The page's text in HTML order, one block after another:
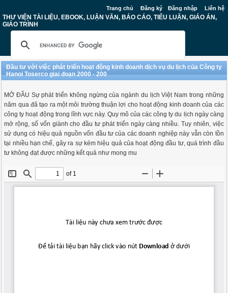
Trang chủ Đăng ký Đăng nhập Liên hệ
THƯ VIỆN TÀI LIỆU, EBOOK, LUẬN VĂN, BÁO CÁO, TIỂU LUẬN, GIÁO ÁN,
GIÁO TRÌNH
Đầu tư với việc phát triển hoạt động kinh doanh dịch vụ du lịch của Công ty
Hanoi Toserco giai đoạn 2000 - 200
MỞ ĐẦU Sự phát triển không ngừng của ngành du lịch Việt Nam trong những
năm qua đã tạo ra một môi trường thuận lợi cho hoạt động kinh doanh của các
công ty hoạt động trong lĩnh vực này. Quy mô của các công ty du lịch ngày càng
mở rộng, số vốn giành cho đầu tư phát triển ngày càng nhiều. Tuy nhiên, việc
sử dụng có hiệu quả nguồn vốn đầu tư của các doanh nghiệp này vẫn còn tồn
tại nhiều hạn chế, gây ra sự kém hiệu quả của hoạt động đầu tư, quá trình đầu
tư không đạt được những kết quả như mong mu